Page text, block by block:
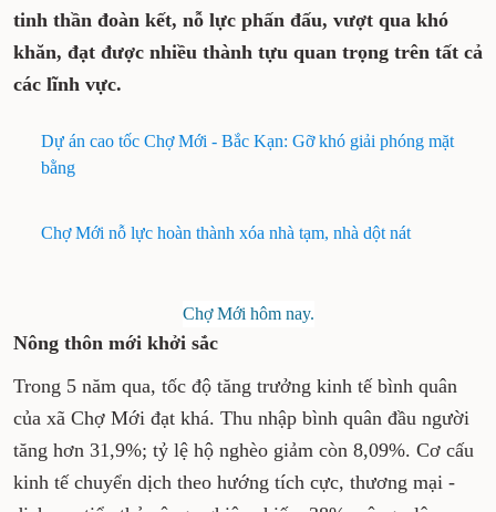
tinh thần đoàn kết, nỗ lực phấn đấu, vượt qua khó
khăn, đạt được nhiều thành tựu quan trọng trên tất cả
các lĩnh vực.
Dự án cao tốc Chợ Mới - Bắc Kạn: Gỡ khó giải phóng mặt
bằng
Chợ Mới nỗ lực hoàn thành xóa nhà tạm, nhà dột nát
Chợ Mới hôm nay.
Nông thôn mới khởi sắc
Trong 5 năm qua, tốc độ tăng trưởng kinh tế bình quân
của xã Chợ Mới đạt khá. Thu nhập bình quân đầu người
tăng hơn 31,9%; tỷ lệ hộ nghèo giảm còn 8,09%. Cơ cấu
kinh tế chuyển dịch theo hướng tích cực, thương mại -